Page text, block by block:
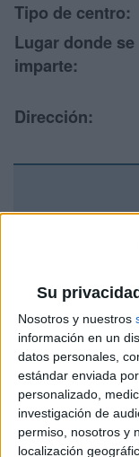
Su
Nosotros y nuestros
información en un
datos personales,
estándar enviada
personalizado,
investigación de
permiso, nosotros y
localización
Tipo de centro:
Lugar donde se
imparte:
Dirección:
Rellena este
preguntas que
los datos y la
por correo
respondan ellos
Tu nombre:*
Tus apellidos:*